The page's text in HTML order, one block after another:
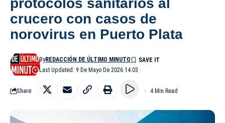
crucero con casos de
norovirus en Puerto Plata
Last Updated: 9 De Mayo De 2026 14:03
ByREDACCIÓN DE ÚLTIMO MINUTO
Share 4 Min Read